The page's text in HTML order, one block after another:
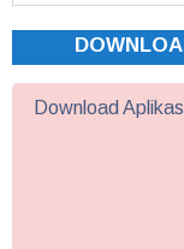
Download